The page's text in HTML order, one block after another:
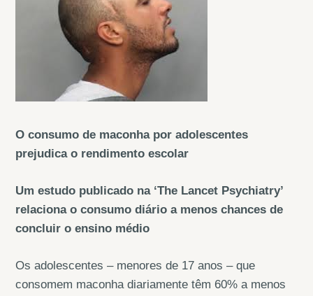
O consumo de maconha por adolescentes
prejudica o rendimento escolar
Um estudo publicado na ‘The Lancet Psychiatry’
relaciona o consumo diário a menos chances de
concluir o ensino médio
Os adolescentes – menores de 17 anos – que
consomem maconha diariamente têm 60% a menos